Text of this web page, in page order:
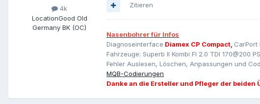
4k
LocationGood Old
Germany BK (OC)
Zitieren
Nasenbohrer für Infos
Diagnoseinterface Diamex CP Compact, CarPort
Fahrzeuge: Superb II Kombi Fl 2.0 TDI 170@200
Fehler Auslesen, Löschen, Anpassungen und
MQB-Codierungen
Danke an die Ersteller und Pfleger der